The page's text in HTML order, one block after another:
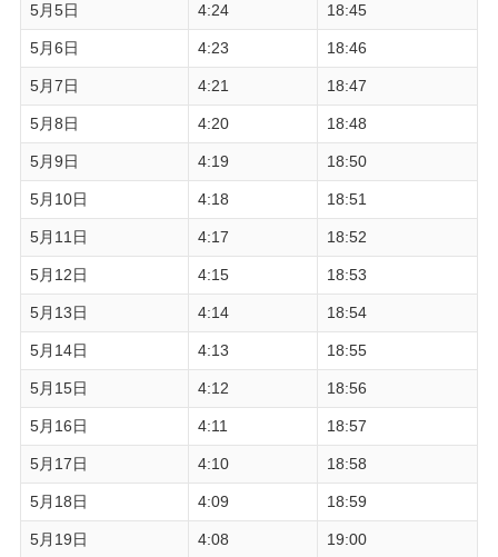
5月5日 4:24 18:45
5月6日 4:23 18:46
5月7日 4:21 18:47
5月8日 4:20 18:48
5月9日 4:19 18:50
5月10日 4:18 18:51
5月11日 4:17 18:52
5月12日 4:15 18:53
5月13日 4:14 18:54
5月14日 4:13 18:55
5月15日 4:12 18:56
5月16日 4:11 18:57
5月17日 4:10 18:58
5月18日 4:09 18:59
5月19日 4:08 19:00